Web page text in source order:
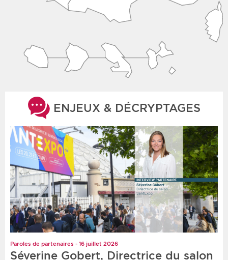
ENJEUX & DÉCRYPTAGES
Paroles de partenaires - 16 juillet 2026
Séverine Gobert, Directrice du salon